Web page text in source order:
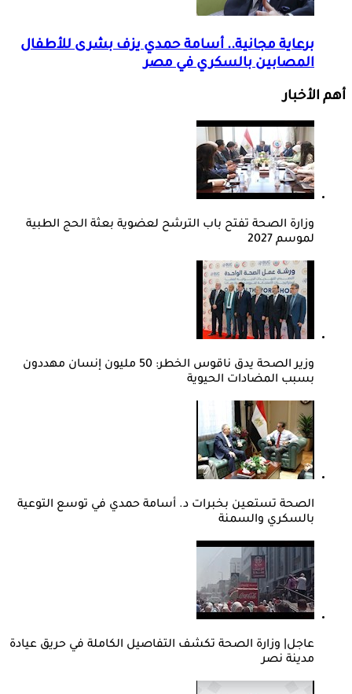
برعاية مجانية.. أسامة حمدي يزف بشرى للأطفال
المصابين بالسكري في مصر
أهم الأخبار
وزارة الصحة تفتح باب الترشح لعضوية بعثة الحج الطبية
لموسم 2027
وزير الصحة يدق ناقوس الخطر: 50 مليون إنسان مهددون
بسبب المضادات الحيوية
الصحة تستعين بخبرات د. أسامة حمدي في توسع التوعية
بالسكري والسمنة
عاجل| وزارة الصحة تكشف التفاصيل الكاملة في حريق عيادة
مدينة نصر